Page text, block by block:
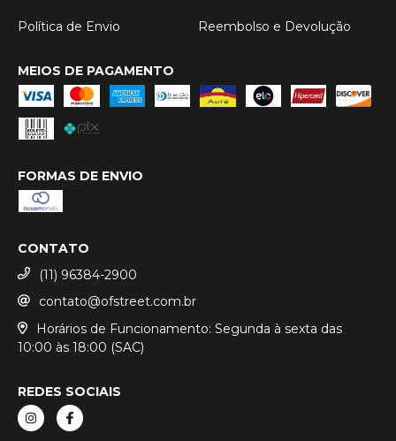
Política de Envio Reembolso e Devolução
MEIOS DE PAGAMENTO
FORMAS DE ENVIO
CONTATO
(11) 96384-2900
contato@ofstreet.com.br
Horários de Funcionamento: Segunda à sexta das
10:00 às 18:00 (SAC)
REDES SOCIAIS